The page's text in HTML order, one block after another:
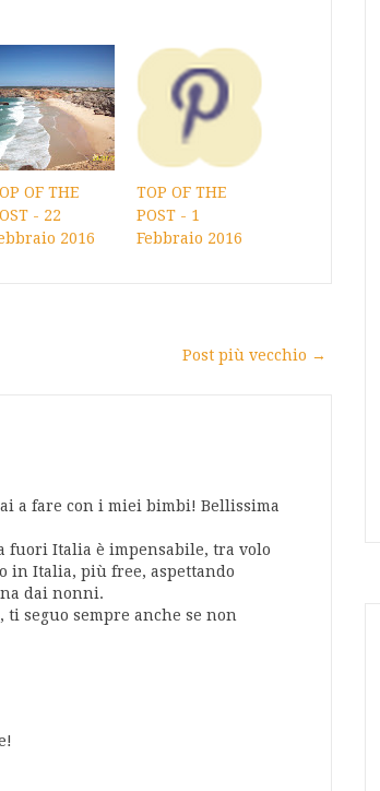
OF THE
- 22
2016
TOP OF THE
POST - 1
Febbraio 2016
Post più vecchio →
a fare con i miei bimbi! Bellissima
fuori Italia è impensabile, tra volo
in Italia, più free, aspettando
dai nonni.
seguo sempre anche se non